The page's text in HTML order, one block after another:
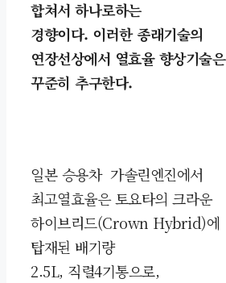
합쳐서 하나로하는
경향이다. 이러한 종래기술의
연장선상에서 열효율 향상기술은
꾸준히 추구한다.
일본 승용차 가솔린엔진에서
최고열효율은토요타의 크라운
하이브리드(Crown Hybrid)에
탑재된 배기량
2.5L, 직렬4기통으로,